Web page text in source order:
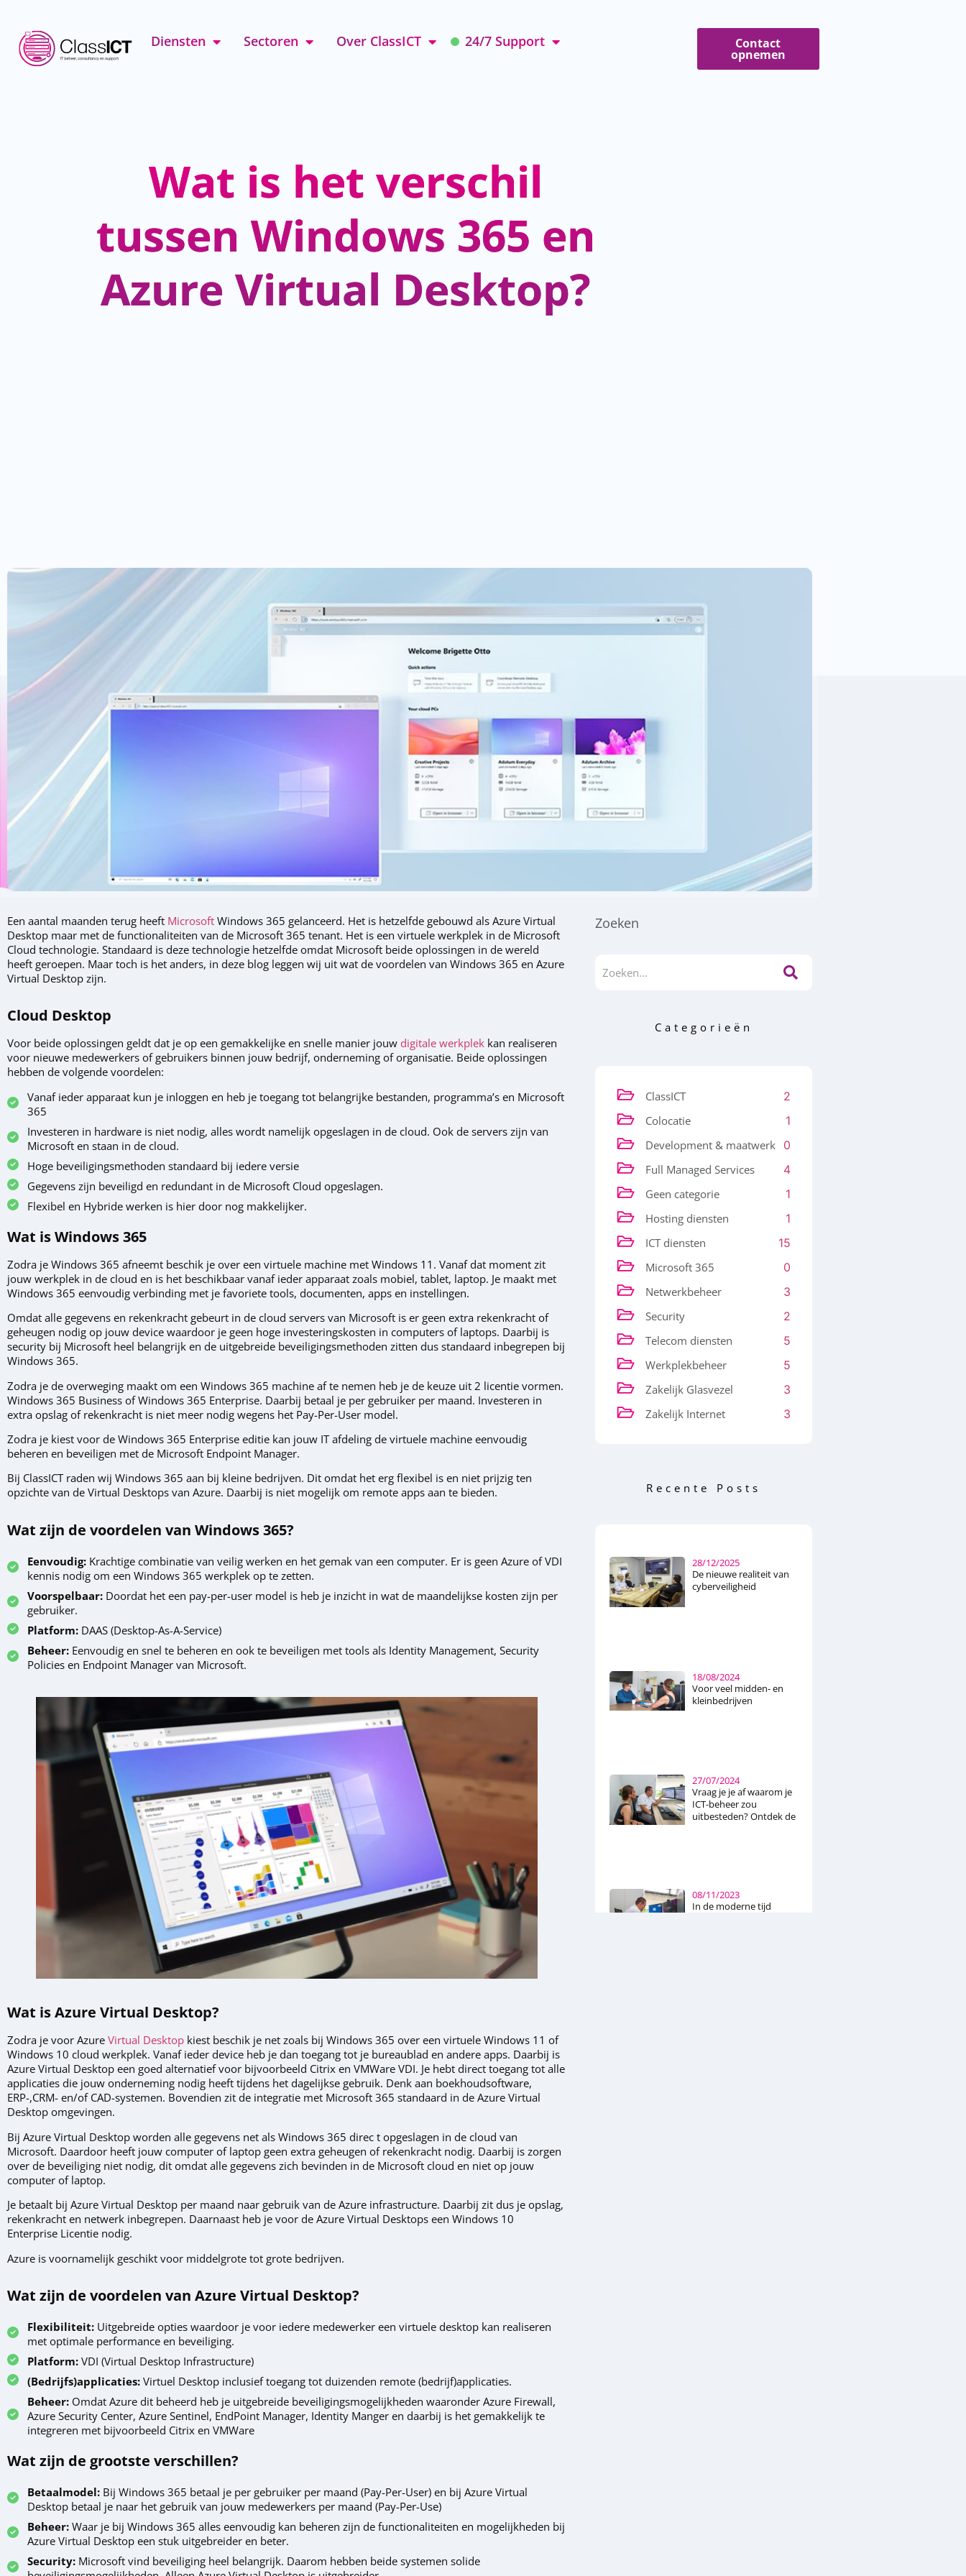
Diensten Sectoren Over ClassICT 24/7 Support Contact
opnemen
Wat is het verschil
tussen Windows 365 en
Azure Virtual Desktop?
Een aantal maanden terug heeft Microsoft Windows 365 gelanceerd. Het is hetzelfde gebouwd als Azure Virtual
Desktop maar met de functionaliteiten van de Microsoft 365 tenant. Het is een virtuele werkplek in de Microsoft
Cloud technologie. Standaard is deze technologie hetzelfde omdat Microsoft beide oplossingen in de wereld
heeft geroepen. Maar toch is het anders, in deze blog leggen wij uit wat de voordelen van Windows 365 en Azure
Virtual Desktop zijn.
Cloud Desktop
Voor beide oplossingen geldt dat je op een gemakkelijke en snelle manier jouw digitale werkplek kan realiseren
voor nieuwe medewerkers of gebruikers binnen jouw bedrijf, onderneming of organisatie. Beide oplossingen
hebben de volgende voordelen:
Vanaf ieder apparaat kun je inloggen en heb je toegang tot belangrijke bestanden, programma’s en Microsoft
365
Investeren in hardware is niet nodig, alles wordt namelijk opgeslagen in de cloud. Ook de servers zijn van
Microsoft en staan in de cloud.
Hoge beveiligingsmethoden standaard bij iedere versie
Gegevens zijn beveiligd en redundant in de Microsoft Cloud opgeslagen.
Flexibel en Hybride werken is hier door nog makkelijker.
Wat is Windows 365
Zodra je Windows 365 afneemt beschik je over een virtuele machine met Windows 11. Vanaf dat moment zit
jouw werkplek in de cloud en is het beschikbaar vanaf ieder apparaat zoals mobiel, tablet, laptop. Je maakt met
Windows 365 eenvoudig verbinding met je favoriete tools, documenten, apps en instellingen.
Omdat alle gegevens en rekenkracht gebeurt in de cloud servers van Microsoft is er geen extra rekenkracht of
geheugen nodig op jouw device waardoor je geen hoge investeringskosten in computers of laptops. Daarbij is
security bij Microsoft heel belangrijk en de uitgebreide beveiligingsmethoden zitten dus standaard inbegrepen bij
Windows 365.
Zodra je de overweging maakt om een Windows 365 machine af te nemen heb je de keuze uit 2 licentie vormen.
Windows 365 Business of Windows 365 Enterprise. Daarbij betaal je per gebruiker per maand. Investeren in
extra opslag of rekenkracht is niet meer nodig wegens het Pay-Per-User model.
Zodra je kiest voor de Windows 365 Enterprise editie kan jouw IT afdeling de virtuele machine eenvoudig
beheren en beveiligen met de Microsoft Endpoint Manager.
Bij ClassICT raden wij Windows 365 aan bij kleine bedrijven. Dit omdat het erg flexibel is en niet prijzig ten
opzichte van de Virtual Desktops van Azure. Daarbij is niet mogelijk om remote apps aan te bieden.
Wat zijn de voordelen van Windows 365?
Eenvoudig: Krachtige combinatie van veilig werken en het gemak van een computer. Er is geen Azure of VDI
kennis nodig om een Windows 365 werkplek op te zetten.
Voorspelbaar: Doordat het een pay-per-user model is heb je inzicht in wat de maandelijkse kosten zijn per
gebruiker.
Platform: DAAS (Desktop-As-A-Service)
Beheer: Eenvoudig en snel te beheren en ook te beveiligen met tools als Identity Management, Security
Policies en Endpoint Manager van Microsoft.
Wat is Azure Virtual Desktop?
Zodra je voor Azure Virtual Desktop kiest beschik je net zoals bij Windows 365 over een virtuele Windows 11 of
Windows 10 cloud werkplek. Vanaf ieder device heb je dan toegang tot je bureaublad en andere apps. Daarbij is
Azure Virtual Desktop een goed alternatief voor bijvoorbeeld Citrix en VMWare VDI. Je hebt direct toegang tot alle
applicaties die jouw onderneming nodig heeft tijdens het dagelijkse gebruik. Denk aan boekhoudsoftware,
ERP-,CRM- en/of CAD-systemen. Bovendien zit de integratie met Microsoft 365 standaard in de Azure Virtual
Desktop omgevingen.
Bij Azure Virtual Desktop worden alle gegevens net als Windows 365 direc t opgeslagen in de cloud van
Microsoft. Daardoor heeft jouw computer of laptop geen extra geheugen of rekenkracht nodig. Daarbij is zorgen
over de beveiliging niet nodig, dit omdat alle gegevens zich bevinden in de Microsoft cloud en niet op jouw
computer of laptop.
Je betaalt bij Azure Virtual Desktop per maand naar gebruik van de Azure infrastructure. Daarbij zit dus je opslag,
rekenkracht en netwerk inbegrepen. Daarnaast heb je voor de Azure Virtual Desktops een Windows 10
Enterprise Licentie nodig.
Azure is voornamelijk geschikt voor middelgrote tot grote bedrijven.
Wat zijn de voordelen van Azure Virtual Desktop?
Flexibiliteit: Uitgebreide opties waardoor je voor iedere medewerker een virtuele desktop kan realiseren
met optimale performance en beveiliging.
Platform: VDI (Virtual Desktop Infrastructure)
(Bedrijfs)applicaties: Virtuel Desktop inclusief toegang tot duizenden remote (bedrijf)applicaties.
Beheer: Omdat Azure dit beheerd heb je uitgebreide beveiligingsmogelijkheden waaronder Azure Firewall,
Azure Security Center, Azure Sentinel, EndPoint Manager, Identity Manger en daarbij is het gemakkelijk te
integreren met bijvoorbeeld Citrix en VMWare
Wat zijn de grootste verschillen?
Betaalmodel: Bij Windows 365 betaal je per gebruiker per maand (Pay-Per-User) en bij Azure Virtual
Desktop betaal je naar het gebruik van jouw medewerkers per maand (Pay-Per-Use)
Beheer: Waar je bij Windows 365 alles eenvoudig kan beheren zijn de functionaliteiten en mogelijkheden bij
Azure Virtual Desktop een stuk uitgebreider en beter.
Security: Microsoft vind beveiliging heel belangrijk. Daarom hebben beide systemen solide
Zoeken
Categorieën
ClassICT
2
Colocatie
1
Development & maatwerk 0
Full Managed Services
4
Geen categorie
1
Hosting diensten
1
ICT diensten
15
Microsoft 365
0
Netwerkbeheer
3
Security
2
Telecom diensten
5
Werkplekbeheer
5
Zakelijk Glasvezel
3
Zakelijk Internet
3
Recente Posts
28/12/2025
De nieuwe realiteit van
cyberveiligheid
18/08/2024
Voor veel midden- en
kleinbedrijven
27/07/2024
Vraag je je af waarom je
ICT-beheer zou
uitbesteden? Ontdek de
beveiliging en
schaalbaarheid. Leer
hoe Managed Services
08/11/2023
In de moderne tijd